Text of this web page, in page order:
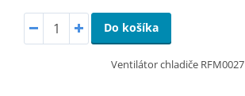
Do košíka
Ventilátor chladiče RFM0027